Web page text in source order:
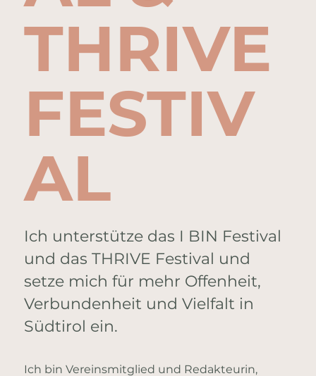
THRIVE
FESTIV
AL
Ich unterstütze das I BIN Festival
und das THRIVE Festival und
setze mich für mehr Offenheit,
Verbundenheit und Vielfalt in
Südtirol ein.
Ich bin Vereinsmitglied und Redakteurin,